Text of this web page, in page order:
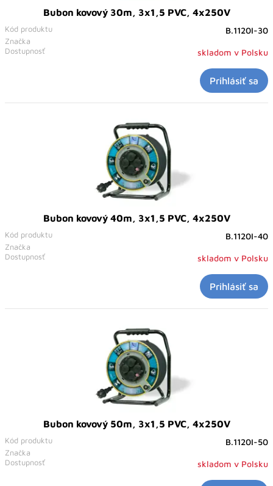
Bubon kovový 30m, 3x1,5 PVC, 4x250V
Značka
Kód produktu B.1120I-30
Dostupnosť skladom v Polsku
Prihlásiť sa
Bubon kovový 40m, 3x1,5 PVC, 4x250V
Značka
Kód produktu B.1120I-40
Dostupnosť skladom v Polsku
Prihlásiť sa
Bubon kovový 50m, 3x1,5 PVC, 4x250V
Značka
Kód produktu B.1120I-50
Dostupnosť skladom v Polsku